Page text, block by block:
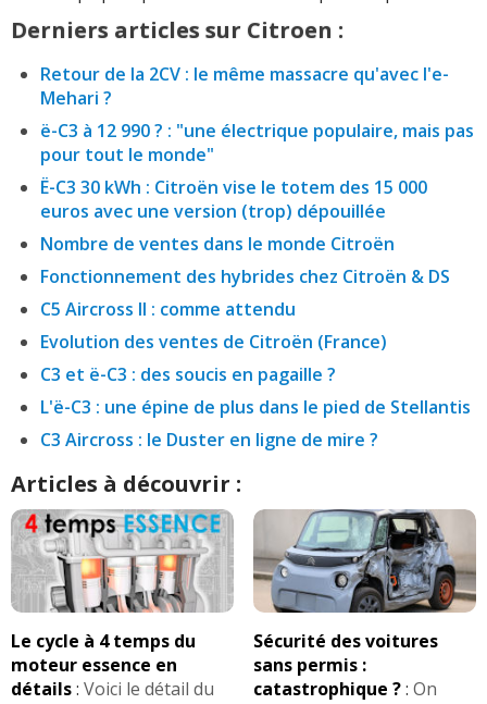
Derniers articles sur Citroen :
Retour de la 2CV : le même massacre qu'avec l'e-
Mehari ?
ë-C3 à 12 990 ? : "une électrique populaire, mais pas
pour tout le monde"
Ë-C3 30 kWh : Citroën vise le totem des 15 000
euros avec une version (trop) dépouillée
Nombre de ventes dans le monde Citroën
Fonctionnement des hybrides chez Citroën & DS
C5 Aircross II : comme attendu
Evolution des ventes de Citroën (France)
C3 et ë-C3 : des soucis en pagaille ?
L'ë-C3 : une épine de plus dans le pied de Stellantis
C3 Aircross : le Duster en ligne de mire ?
Articles à découvrir :
Le cycle à 4 temps du
moteur essence en
détails: Voici le détail du
Sécurité des voitures
sans permis :
catastrophique ?: On